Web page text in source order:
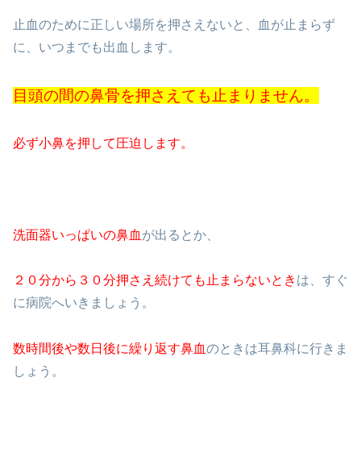
止血のために正しい場所を押さえないと、血が止まらず
に、いつまでも出血します。
目頭の間の鼻骨を押さえても止まりません。
必ず小鼻を押して圧迫します。
洗面器いっぱいの鼻血 が出るとか、
２０分から３０分押さえ続けても止まらないとき は、すぐ
に病院へいきましょう。
数時間後や数日後に繰り返す鼻血のときは耳鼻科に行きま
しょう。